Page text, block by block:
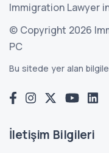
Immigration Lawyer
© Copyright 2026
PC
Bu sitede yer alan
İletişim Bilgileri